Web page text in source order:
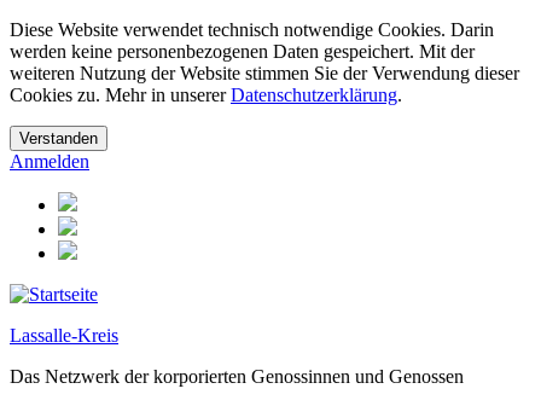
Diese Website verwendet technisch notwendige Cookies. Darin
werden keine personenbezogenen Daten gespeichert. Mit der
weiteren Nutzung der Website stimmen Sie der Verwendung dieser
Cookies zu. Mehr in unsererDatenschutzerklärung.
Anmelden
Lassalle-Kreis
Das Netzwerk der korporierten Genossinnen und Genossen